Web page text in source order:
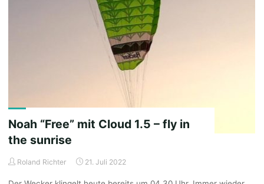
Noah “Free” mit Cloud 1.5 – fly in
the sunrise
Roland Richter 21. Juli 2022